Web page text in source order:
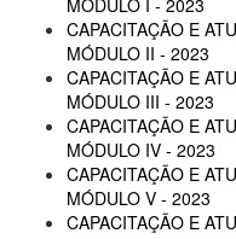
MÓDULO I - 2023
CAPACITAÇÃO E
MÓDULO II - 2023
CAPACITAÇÃO E
MÓDULO III - 2023
CAPACITAÇÃO E
MÓDULO IV - 2023
CAPACITAÇÃO E
MÓDULO V - 2023
CAPACITAÇÃO E